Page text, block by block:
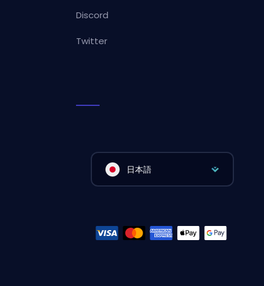
Discord
Twitter
日本語